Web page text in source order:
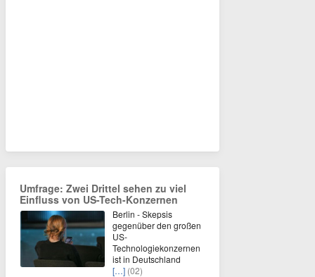
Umfrage: Zwei Drittel sehen zu viel
Einfluss von US-Tech-Konzernen
Berlin - Skepsis
gegenüber den großen
US-
Technologiekonzernen
ist in Deutschland
[…] (02)